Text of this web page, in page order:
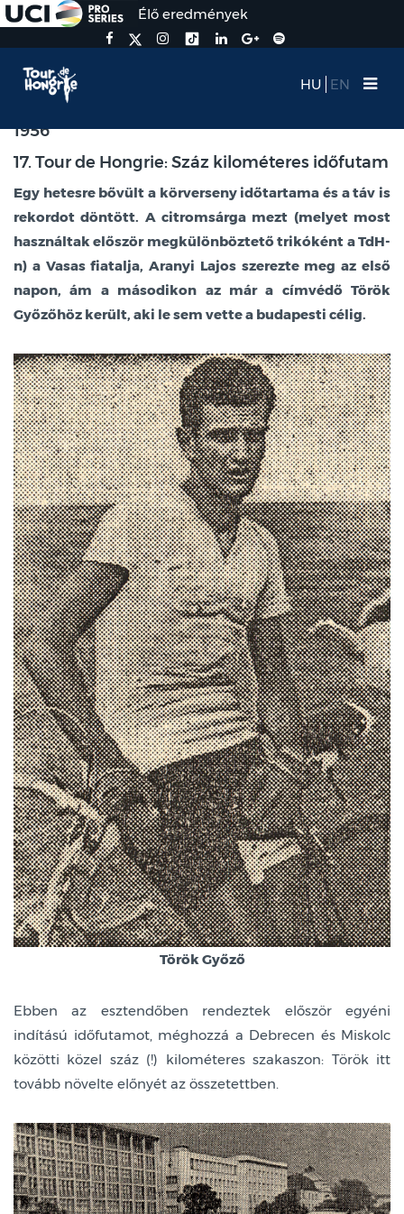
Élő eredmények
HU EN
1956
17. Tour de Hongrie: Száz kilométeres időfutam
Egy hetesre bővült a körverseny időtartama és a táv is
rekordot döntött. A citromsárga mezt (melyet most
használtak először megkülönböztető trikóként a TdH-
n) a Vasas fiatalja, Aranyi Lajos szerezte meg az első
napon, ám a másodikon az már a címvédő Török
Győzőhöz került, aki le sem vette a budapesti célig.
Török Győző
Ebben az esztendőben rendeztek először egyéni
indítású időfutamot, méghozzá a Debrecen és Miskolc
közötti közel száz (!) kilométeres szakaszon: Török itt
tovább növelte előnyét az összetettben.